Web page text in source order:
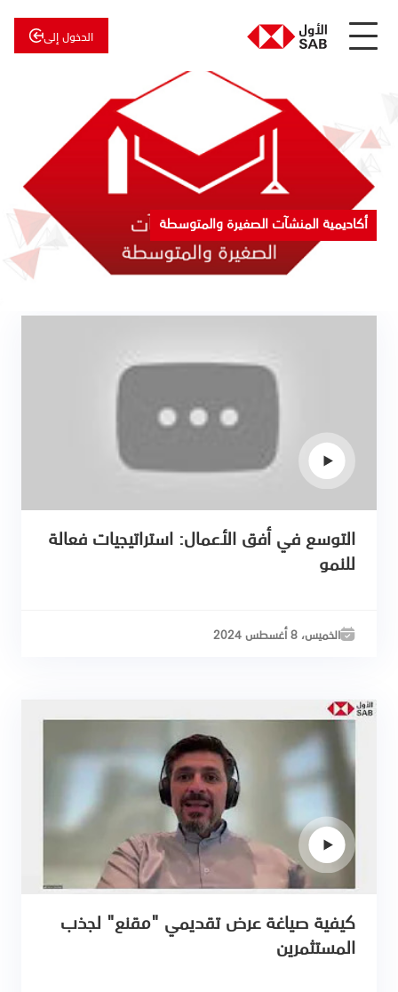
الدخول إلى
للاستثمار
أكاديمية المنشآت الصغيرة والمتوسطة
التوسع في أفق الأعمال: استراتيجيات فعالة
للنمو
الخميس، 8 أغسطس 2024
كيفية صياغة عرض تقديمي "مقنع" لجذب
المستثمرين